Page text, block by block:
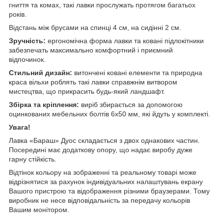
гниття та комах, такі лавки прослужать протягом багатьох
років.
Відстань між брусами на спинці 4 см, на сидінні 2 см.
Зручність: ергономічна форма лавки та ковані підлокітники
забезпечать максимально комфортний і приємний
відпочинок.
Стильний дизайн: витончені ковані елементи та природна
краса вільхи роблять такі лавки справжнім витвором
мистецтва, що прикрасить будь-який ландшафт.
Збірка та кріплення: виріб збирається за допомогою
оцинкованих мебельних болтів 6х50 мм, які йдуть у комплекті.
Увага!
Лавка «Бараш» Дуос складається з двох однакових частин.
Посередині має додаткову опору, що надає виробу дуже
гарну стійкість.
Відтінок кольору на зображенні та реальному товарі може
відрізнятися за рахунок індивідуальних налаштувань екрану
Вашого пристрою та відображення різними браузерами. Тому
виробник не несе відповідальність за передачу кольорів
Вашим монітором.